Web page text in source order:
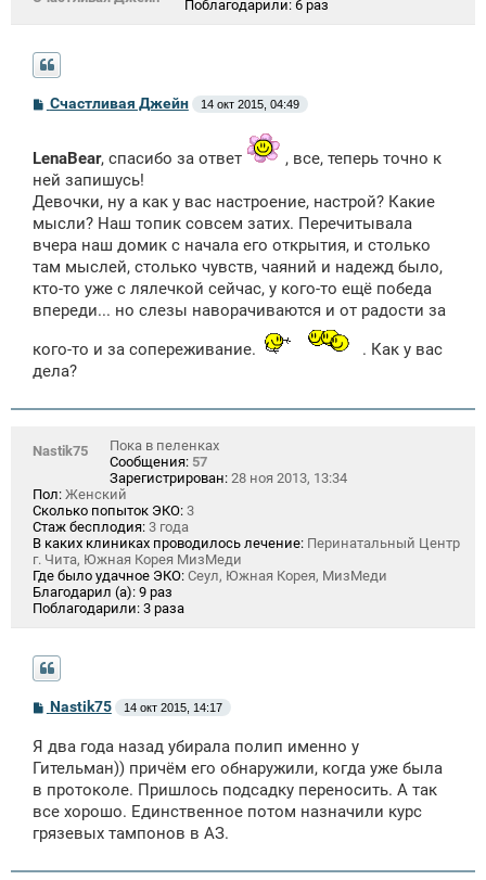
Поблагодарили: 6 раз
С
щ
е
и
е
Счастливая Джейн 14 окт 2015, 04:49
LenaBear, спасибо за ответ
, все, теперь точно к
ней запишусь!
Девочки, ну а как у вас настроение, настрой? Какие
мысли? Наш топик совсем затих. Перечитывала
вчера наш домик с начала его открытия, и столько
там мыслей, столько чувств, чаяний и надежд было,
кто-то уже с лялечкой сейчас, у кого-то ещё победа
впереди... но слезы наворачиваются и от радости за
кого-то и за сопереживание.
. Как у вас
дела?
Nastik75
Пока в пеленках
Сообщения: 57
Зарегистрирован: 28 ноя 2013, 13:34
Пол: Женский
Сколько попыток ЭКО: 3
Стаж бесплодия: 3 года
В каких клиниках проводилось лечение: Перинатальный Центр
г. Чита, Южная Корея МизМеди
Где было удачное ЭКО: Сеул, Южная Корея, МизМеди
Благодарил (а): 9 раз
Поблагодарили: 3 раза
С
б
щ
н
и
Nastik75 14 окт 2015, 14:17
Я два года назад убирала полип именно у
Гительман)) причём его обнаружили, когда уже была
в протоколе. Пришлось подсадку переносить. А так
все хорошо. Единственное потом назначили курс
грязевых тампонов в АЗ.